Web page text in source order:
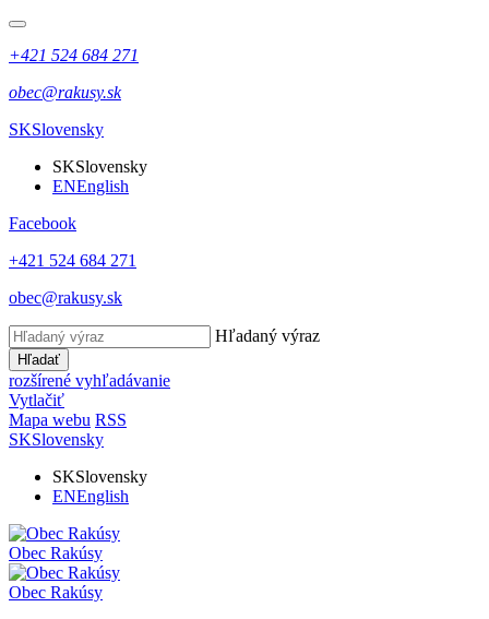
+421 524 684 271
obec@rakusy.sk
SKSlovensky
SKSlovensky
ENEnglish
Facebook
+421 524 684 271
obec@rakusy.sk
Hľadaný výraz
Hľadať
rozšírené vyhľadávanie
Vytlačiť
Mapa webu RSS
SKSlovensky
SKSlovensky
ENEnglish
Obec Rakúsy
Obec Rakúsy